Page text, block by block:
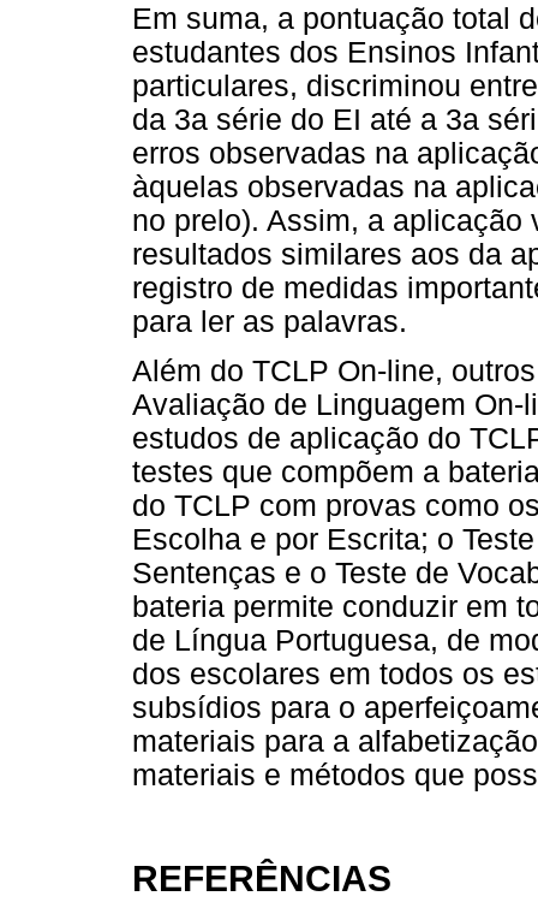
Em suma, a pontuação total
estudantes dos Ensinos
particulares, discriminou
da 3a série do EI até a 3a
erros observadas na
àquelas observadas na
no prelo). Assim, a aplicação
resultados similares aos da
registro de medidas
para ler as palavras.
Além do TCLP On-line,
Avaliação de Linguagem
estudos de aplicação do
testes que compõem a
do TCLP com provas como
Escolha e por Escrita; o
Sentenças e o Teste de
bateria permite conduzir em
de Língua Portuguesa, de
dos escolares em todos os
subsídios para o
materiais para a
materiais e métodos que
REFERÊNCIAS